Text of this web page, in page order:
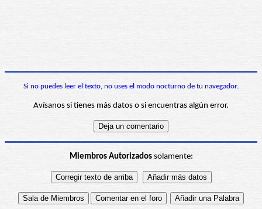
Si no puedes leer el texto, no uses el modo nocturno de tu navegador.
Avísanos si tienes más datos o si encuentras algún error.
Miembros Autorizadossolamente: